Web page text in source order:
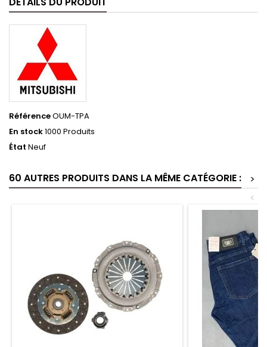
RéférenceOUM-TPA
En stock1000 Produits
État Neuf
60 AUTRES PRODUITS DANS LA MÊME CATÉGORIE :
>
<